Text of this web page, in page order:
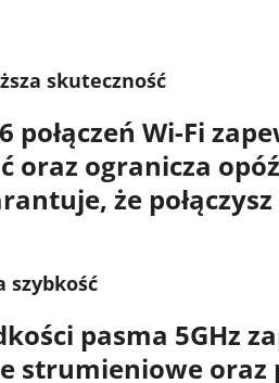
skuteczność
połączeń Wi-Fi
oraz ogranicza
że
szybkość
pasma 5GHz
strumieniowe oraz